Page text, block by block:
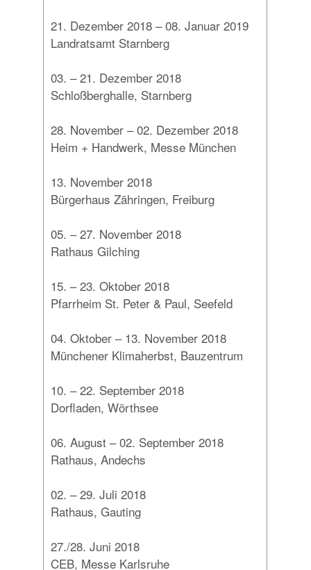
21. Dezember 2018 – 08. Januar 2019
Landratsamt Starnberg
03. – 21. Dezember 2018
Schloßberghalle, Starnberg
28. November – 02. Dezember 2018
Heim + Handwerk, Messe München
13. November 2018
Bürgerhaus Zähringen, Freiburg
05. – 27. November 2018
Rathaus Gilching
15. – 23. Oktober 2018
Pfarrheim St. Peter & Paul, Seefeld
04. Oktober – 13. November 2018
Münchener Klimaherbst, Bauzentrum
10. – 22. September 2018
Dorfladen, Wörthsee
06. August – 02. September 2018
Rathaus, Andechs
02. – 29. Juli 2018
Rathaus, Gauting
27./28. Juni 2018
CEB, Messe Karlsruhe